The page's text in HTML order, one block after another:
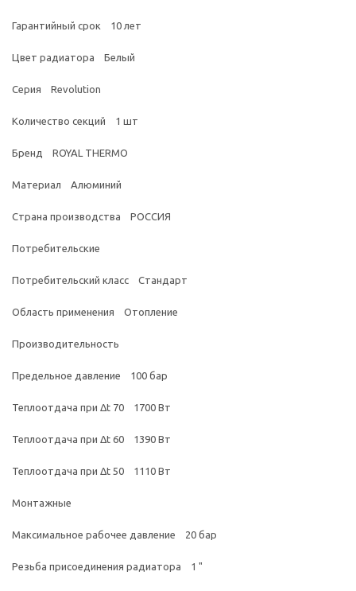
Гарантийный срок 10 лет
Цвет радиатора Белый
Серия Revolution
Количество секций 1 шт
Бренд ROYAL THERMO
Материал Алюминий
Страна производства РОССИЯ
Потребительские
Потребительский класс Стандарт
Область применения Отопление
Производительность
Предельное давление 100 бар
Теплоотдача при Δt 70 1700 Вт
Теплоотдача при Δt 60 1390 Вт
Теплоотдача при Δt 50 1110 Вт
Монтажные
Максимальное рабочее давление 20 бар
Резьба присоединения радиатора 1 "